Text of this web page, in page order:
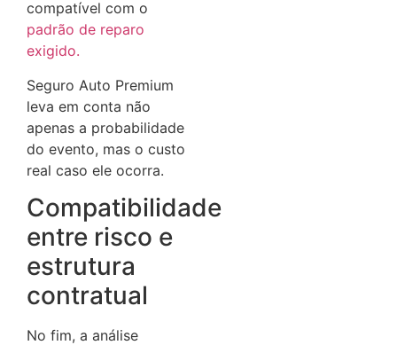
compatível com o
padrão de reparo
exigido.
Seguro Auto Premium
leva em conta não
apenas a probabilidade
do evento, mas o custo
real caso ele ocorra.
Compatibilidade
entre risco e
estrutura
contratual
No fim, a análise